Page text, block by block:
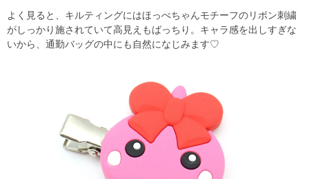
よく見ると、キルティングにはほっぺちゃんモチーフのリボン刺繍
がしっかり施されていて高見えもばっちり。キャラ感を出しすぎな
いから、通勤バッグの中にも自然になじみます♡